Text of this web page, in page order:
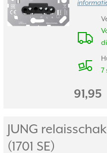
7
91,95
JUNG
(1701 SE)